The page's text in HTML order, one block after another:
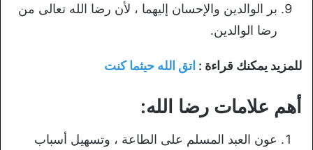
بر الوالدين والإحسان إليهما ، لأن رضا الله تعالى من
رضا الوالدين.
للمزيد يمكنك قراءة : اتق الله حيثما كنت
أهم علامات رضا الله:
عون العبد المسلم على الطاعة ، وتسهيل أسباب